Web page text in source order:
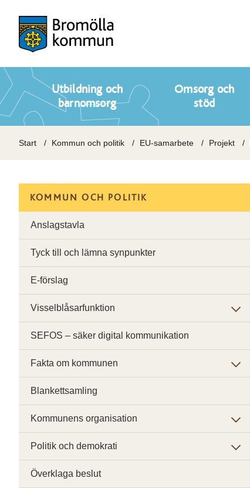
Utbildning och
barnomsorg
Omsorg och
stöd
Start Kommun och politik EU-samarbete Projekt
KOMMUN OCH POLITIK
Anslagstavla
Tyck till och lämna synpunkter
E-förslag
Visselblåsarfunktion
SEFOS – säker digital kommunikation
Fakta om kommunen
Blankettsamling
Kommunens organisation
Politik och demokrati
Överklaga beslut